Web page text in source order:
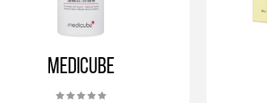
Medicube